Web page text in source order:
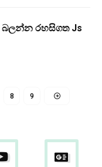
බලන්න රහසිගත Js
8 9